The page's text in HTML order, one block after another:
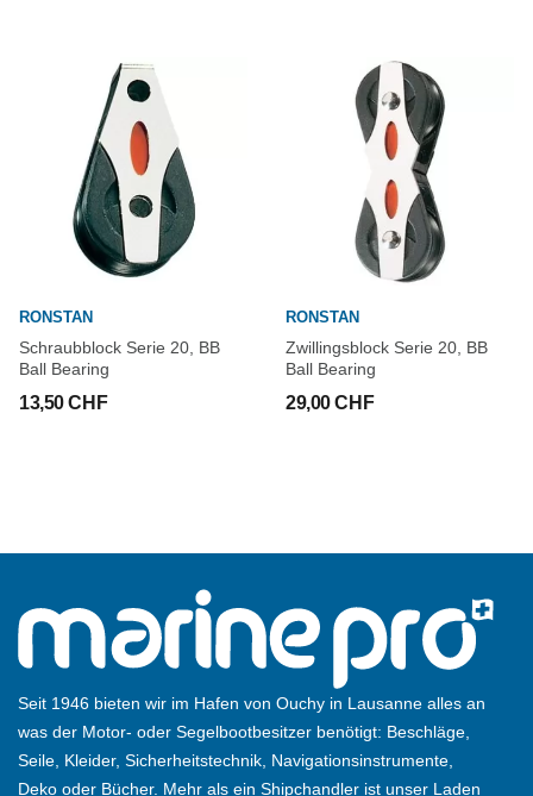
RONSTAN
Schraubblock Serie 20, BB
Ball Bearing
13,50 CHF
RONSTAN
Zwillingsblock Serie 20, BB
Ball Bearing
29,00 CHF
Seit 1946 bieten wir im Hafen von Ouchy in Lausanne alles an
was der Motor- oder Segelbootbesitzer benötigt: Beschläge,
Seile, Kleider, Sicherheitstechnik, Navigationsinstrumente,
Deko oder Bücher. Mehr als ein Shipchandler ist unser Laden